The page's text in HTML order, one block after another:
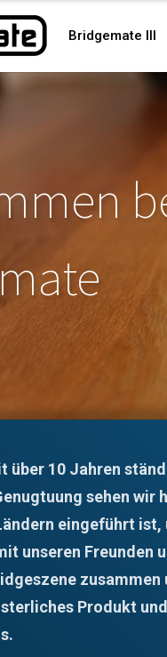
Bridgemate III
über 10 Jahren
sehen wir
eingeführt
unseren Freunden
Produkt